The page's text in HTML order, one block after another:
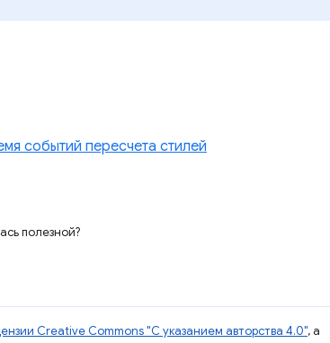
событий пересчета стилей
полезной?
Creative Commons "С указанием авторства 4.0", а